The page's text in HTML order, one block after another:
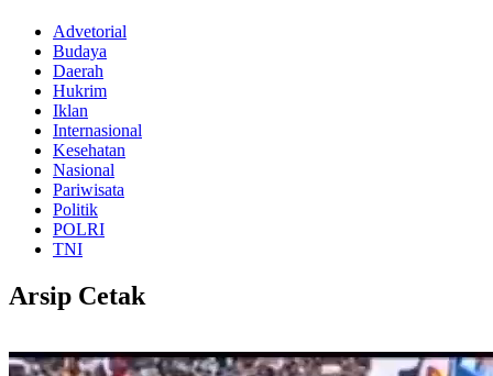
Advetorial
Budaya
Daerah
Hukrim
Iklan
Internasional
Kesehatan
Nasional
Pariwisata
Politik
POLRI
TNI
Arsip Cetak